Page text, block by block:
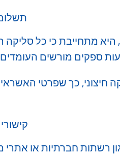
מתחייבת כי כל
חיצוני, כך שפרטי
רשתות חברתיות או